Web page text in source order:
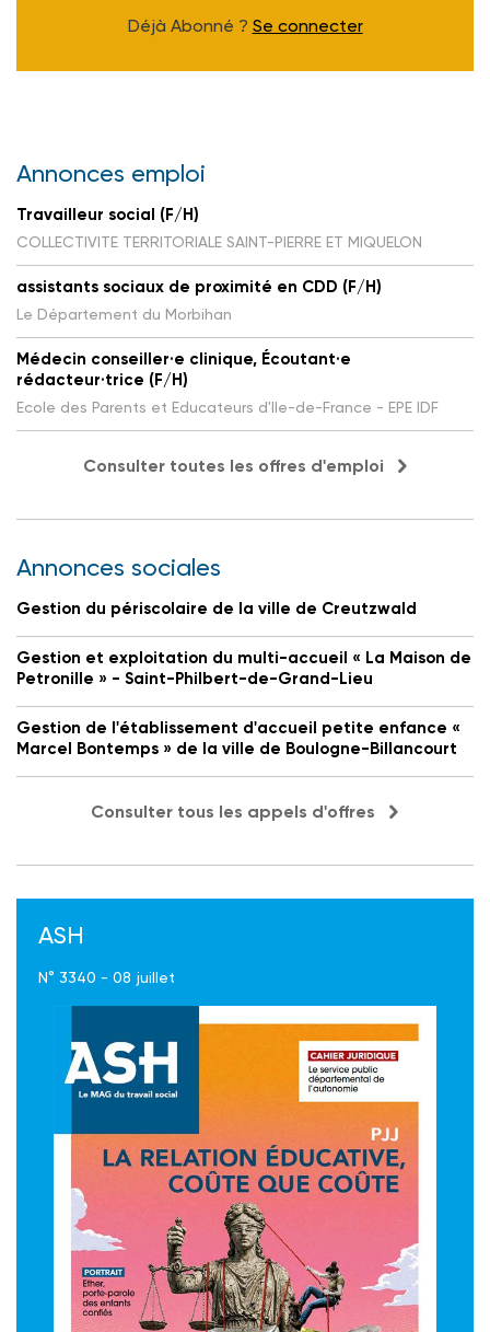
Déjà Abonné ? Se connecter
Annonces emploi
Travailleur social (F/H)
COLLECTIVITE TERRITORIALE SAINT-PIERRE ET MIQUELON
assistants sociaux de proximité en CDD (F/H)
Le Département du Morbihan
Médecin conseiller·e clinique, Écoutant·e
rédacteur·trice (F/H)
Ecole des Parents et Educateurs d'Ile-de-France - EPE IDF
Consulter toutes les offres d'emploi
Annonces sociales
Gestion du périscolaire de la ville de Creutzwald
Gestion et exploitation du multi-accueil « La Maison de
Petronille » - Saint-Philbert-de-Grand-Lieu
Gestion de l'établissement d'accueil petite enfance «
Marcel Bontemps » de la ville de Boulogne-Billancourt
Consulter tous les appels d'offres
ASH
N° 3340 - 08 juillet